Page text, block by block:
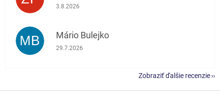
Hodnotenie obchodu je 5 z 5 hviezdičiek.
3.8.2026
MB Mário Bulejko
Hodnotenie obchodu je 5 z 5 hviezdičiek.
29.7.2026
Zobraziť ďalšie recenzie